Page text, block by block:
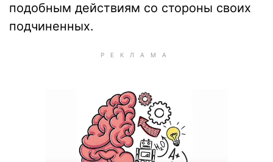
подобным действиям со стороны своих
подчиненных.